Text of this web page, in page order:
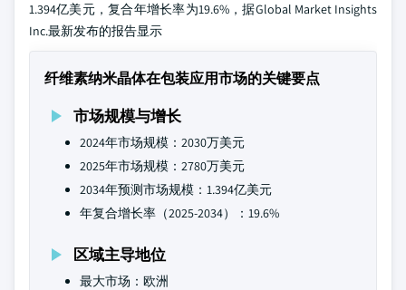
1.394亿美元，复合年增长率为19.6%，据Global Market Insights
Inc.最新发布的报告显示
纤维素纳米晶体在包装应用市场的关键要点
市场规模与增长
2024年市场规模：2030万美元
2025年市场规模：2780万美元
2034年预测市场规模：1.394亿美元
年复合增长率（2025-2034）：19.6%
区域主导地位
最大市场：欧洲